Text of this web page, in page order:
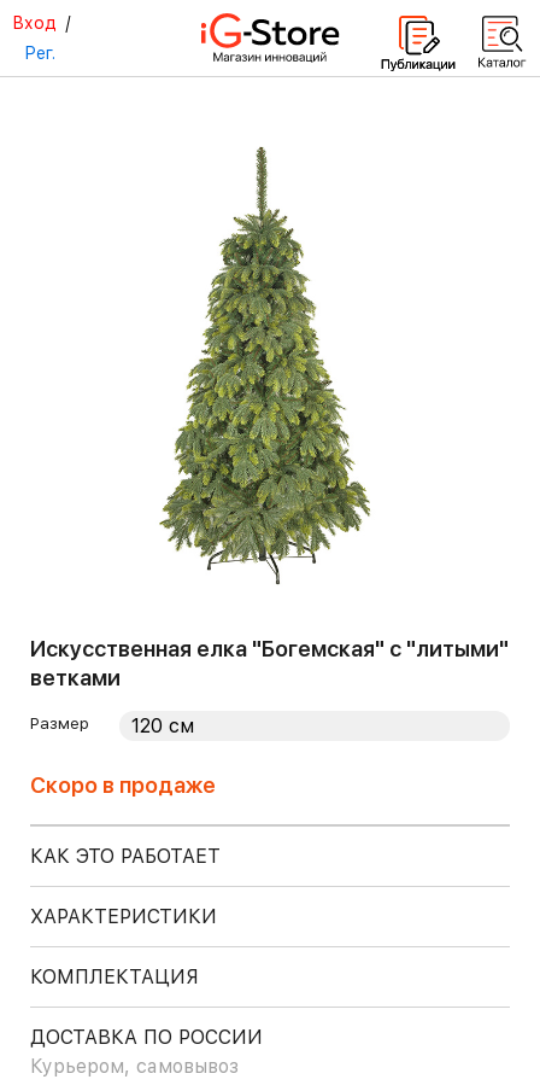
Вход /
Рег.
Искусственная елка "Богемская" с "литыми"
ветками
Размер
Скоро в продаже
КАК ЭТО РАБОТАЕТ
ХАРАКТЕРИСТИКИ
КОМПЛЕКТАЦИЯ
ДОСТАВКА ПО РОССИИ
Курьером, самовывоз